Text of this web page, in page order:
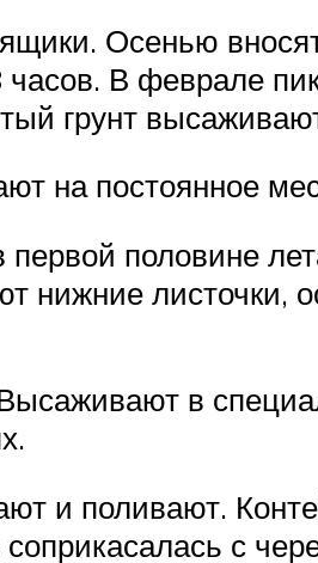
Осенью
В феврале
грунт
на постоянное
половине
нижние листочки,
в
и поливают.
с